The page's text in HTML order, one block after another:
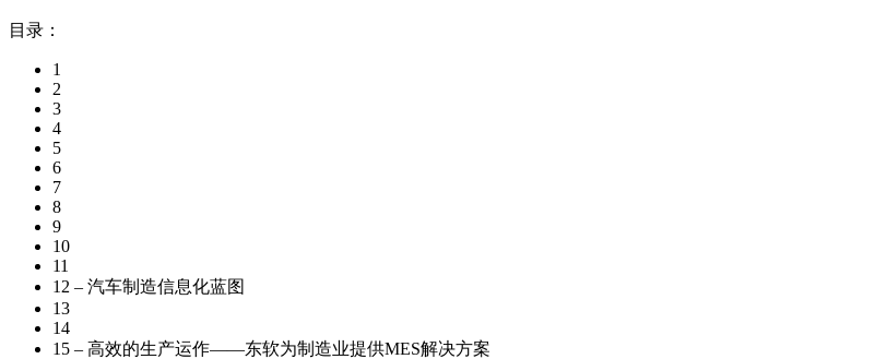
目录：
1
2
3
4
5
6
7
8
9
10
11
12 – 汽车制造信息化蓝图
13
14
15 – 高效的生产运作——东软为制造业提供MES解决方案